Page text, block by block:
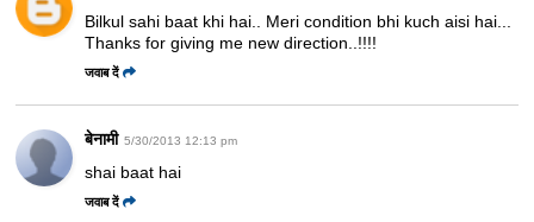
Bilkul sahi baat khi hai.. Meri condition bhi kuch aisi hai...
Thanks for giving me new direction..!!!!
जवाब दें
बेनामी 5/30/2013 12:13 pm
shai baat hai
जवाब दें